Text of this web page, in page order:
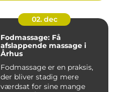
02. dec
Fodmassage: Få
afslappende massage i
Århus
Fodmassage er en praksis,
der bliver stadig mere
værdsat for sine mange